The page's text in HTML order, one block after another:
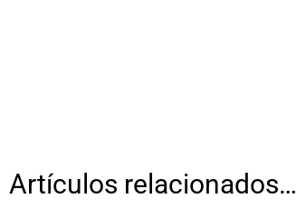
Artículos relacionados…